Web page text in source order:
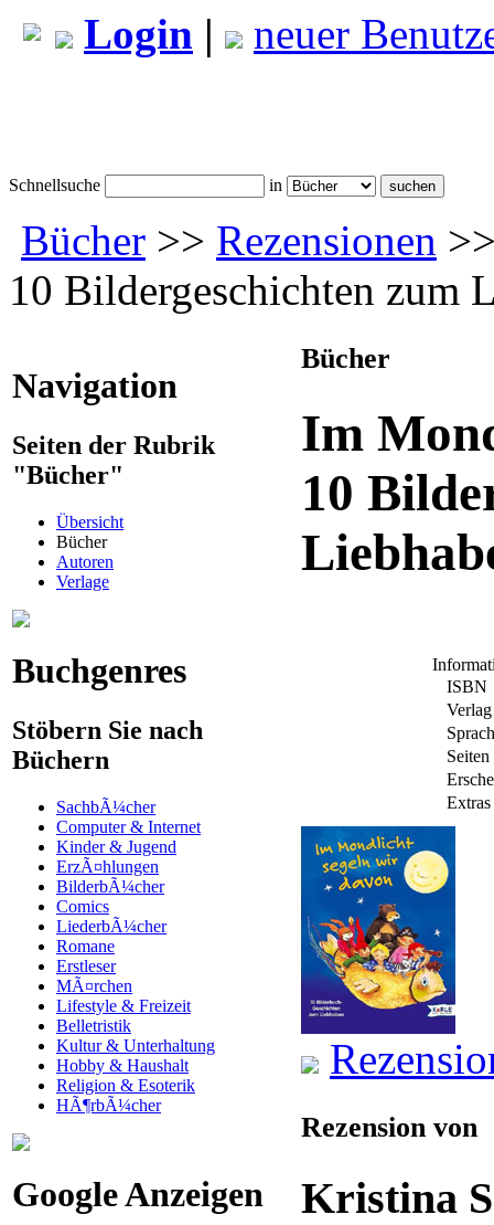
Login | neuer
Schnellsuche in
Bücher >> Rezensionen
10 Bildergeschichten zum
Navigation
Seiten der Rubrik
"Bücher"
Übersicht
Bücher
Autoren
Verlage
Buchgenres
Stöbern Sie nach
Büchern
SachbÃ¼cher
Computer & Internet
Kinder & Jugend
ErzÃ¤hlungen
BilderbÃ¼cher
Comics
LiederbÃ¼cher
Romane
Erstleser
MÃ¤rchen
Lifestyle & Freizeit
Belletristik
Kultur & Unterhaltung
Hobby & Haushalt
Religion & Esoterik
HÃ¶rbÃ¼cher
Google Anzeigen
Bücher
Im
10
ISBN
Verlag
Seiten
Extras
Rezension von
Kristina